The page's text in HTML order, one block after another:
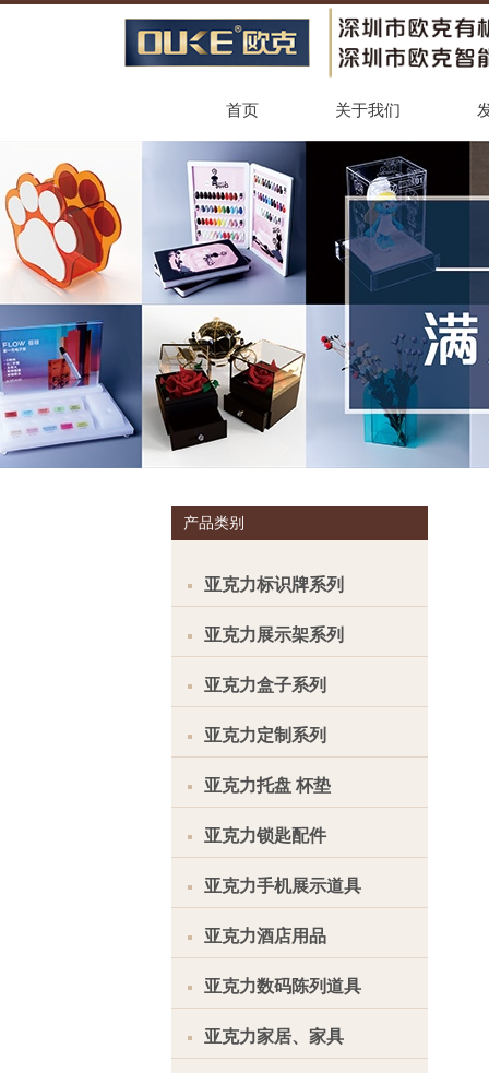
首页 关于我们
产品类别
亚克力标识牌系列
亚克力展示架系列
亚克力盒子系列
亚克力定制系列
亚克力托盘 杯垫
亚克力锁匙配件
亚克力手机展示道具
亚克力酒店用品
亚克力数码陈列道具
亚克力家居、家具